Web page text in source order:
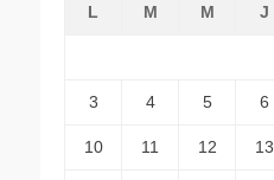
L M M J
3 4 5 6
10 11 12 13